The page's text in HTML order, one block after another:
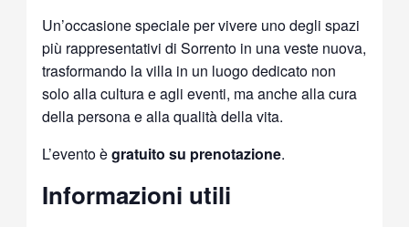
Un’occasione speciale per vivere uno degli spazi
più rappresentativi di Sorrento in una veste nuova,
trasformando la villa in un luogo dedicato non
solo alla cultura e agli eventi, ma anche alla cura
della persona e alla qualità della vita.
L’evento ègratuito su prenotazione.
Informazioni utili